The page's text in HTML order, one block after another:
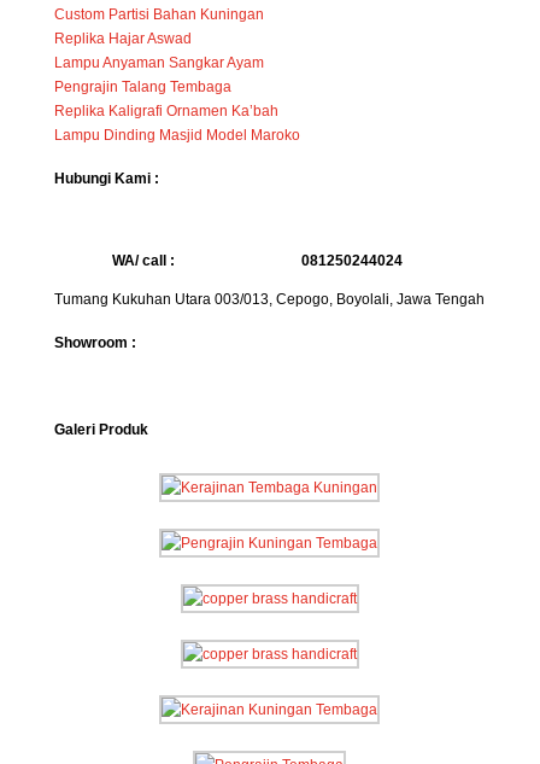
Custom Partisi Bahan Kuningan
Replika Hajar Aswad
Lampu Anyaman Sangkar Ayam
Pengrajin Talang Tembaga
Replika Kaligrafi Ornamen Ka’bah
Lampu Dinding Masjid Model Maroko
Hubungi Kami :
WA/ call : 081250244024
Tumang Kukuhan Utara 003/013, Cepogo, Boyolali, Jawa Tengah
Showroom :
Galeri Produk